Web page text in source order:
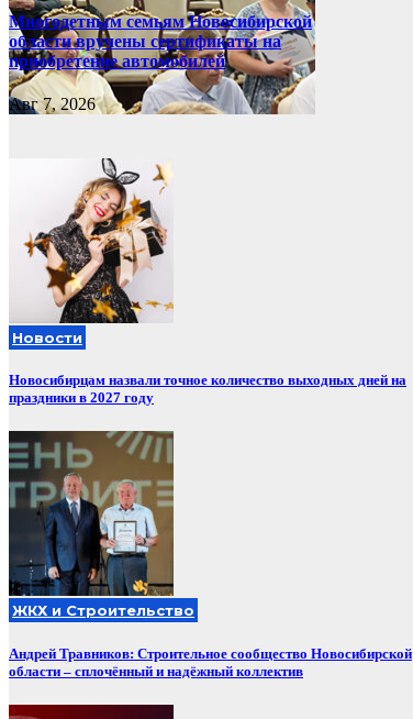
Многодетным семьям Новосибирской
области вручены сертификаты на
приобретение автомобилей
Авг 7, 2026
Новости
Новосибирцам назвали точное количество выходных дней на
праздники в 2027 году
ЖКХ и Строительство
Андрей Травников: Строительное сообщество Новосибирской
области – сплочённый и надёжный коллектив